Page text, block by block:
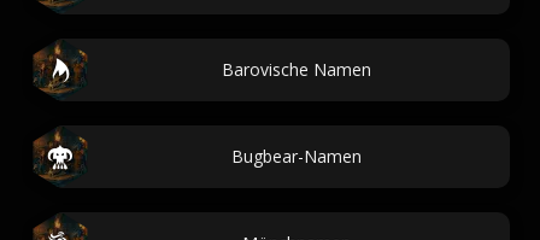
Barovische Namen
Bugbear-Namen